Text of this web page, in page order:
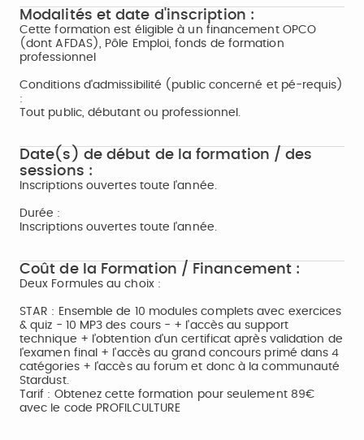
Modalités et date d'inscription :
Cette formation est éligible à un financement OPCO
(dont AFDAS), Pôle Emploi, fonds de formation
professionnel
Conditions d'admissibilité (public concerné et pé-requis)
:
Tout public, débutant ou professionnel.
Date(s) de début de la formation / des
sessions :
Inscriptions ouvertes toute l'année.
Durée :
Inscriptions ouvertes toute l'année.
Coût de la Formation / Financement :
Deux Formules au choix :
STAR : Ensemble de 10 modules complets avec exercices
& quiz - 10 MP3 des cours - + l'accès au support
technique + l’obtention d'un certificat après validation de
l'examen final + l'accès au grand concours primé dans 4
catégories + l'accès au forum et donc à la communauté
Stardust.
Tarif : Obtenez cette formation pour seulement 89€
avec le code PROFILCULTURE